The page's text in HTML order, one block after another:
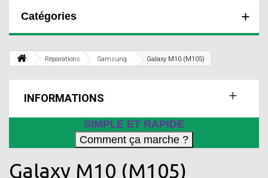
Catégories
Réparations Samsung Galaxy M10 (M105)
INFORMATIONS
SIMPLE ET RAPIDE
Galaxy M10 (M105)